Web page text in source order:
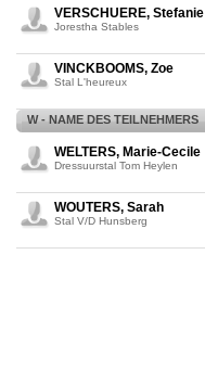
VERSCHUERE, Stefanie
Jorestha Stables
VINCKBOOMS, Zoe
Stal L'heureux
W - NAME DES TEILNEHMERS
WELTERS, Marie-Cecile
Dressuurstal Tom Heylen
WOUTERS, Sarah
Stal V/D Hunsberg